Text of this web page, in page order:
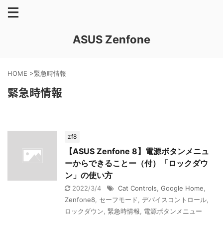
ASUS Zenfone
HOME >緊急時情報
緊急時情報
zf8
【ASUS Zenfone 8】電源ボタンメニュ
ーからできることー（付）「ロックダウ
ン」の使い方
2022/3/4 Cat Controls Google Home
Zenfone8 セーフモード デバイスコントロール
ロックダウン 緊急時情報 電源ボタンメニュー